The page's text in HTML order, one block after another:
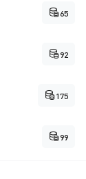
65
92
175
99